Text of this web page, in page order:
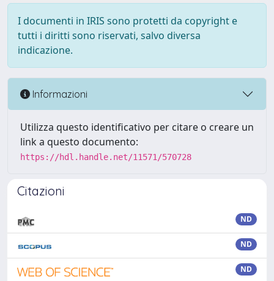
I documenti in IRIS sono protetti da copyright e
tutti i diritti sono riservati, salvo diversa
indicazione.
Informazioni
Utilizza questo identificativo per citare o creare un
link a questo documento:
https://hdl.handle.net/11571/570728
Citazioni
ND
ND
ND